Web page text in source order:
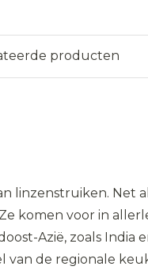
producten
linzenstruiken. Net
komen voor in
Azië, zoals India
van de regionale